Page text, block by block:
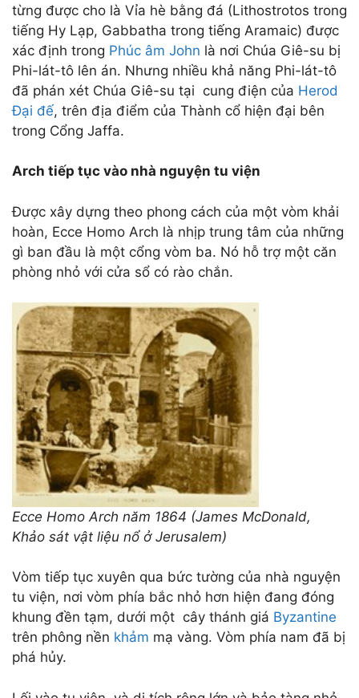
từng được cho là Vỉa hè bằng đá (Lithostrotos trong
tiếng Hy Lạp, Gabbatha trong tiếng Aramaic) được
xác định trong Phúc âm John là nơi Chúa Giê-su bị
Phi-lát-tô lên án. Nhưng nhiều khả năng Phi-lát-tô
đã phán xét Chúa Giê-su tại cung điện của Herod
Đại đế, trên địa điểm của Thành cổ hiện đại bên
trong Cổng Jaffa.
Arch tiếp tục vào nhà nguyện tu viện
Được xây dựng theo phong cách của một vòm khải
hoàn, Ecce Homo Arch là nhịp trung tâm của những
gì ban đầu là một cổng vòm ba. Nó hỗ trợ một căn
phòng nhỏ với cửa sổ có rào chắn.
Ecce Homo Arch năm 1864 (James McDonald,
Khảo sát vật liệu nổ ở Jerusalem)
Vòm tiếp tục xuyên qua bức tường của nhà nguyện
tu viện, nơi vòm phía bắc nhỏ hơn hiện đang đóng
khung đền tạm, dưới một cây thánh giá Byzantine
trên phông nền khảm mạ vàng. Vòm phía nam đã bị
phá hủy.